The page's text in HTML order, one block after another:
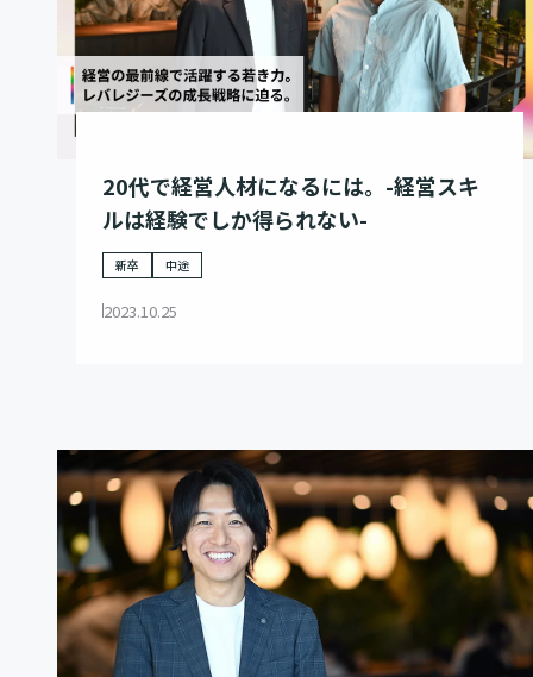
20代で経営人材になるには。-経営スキ
ルは経験でしか得られない-
新卒 中途
2023.10.25